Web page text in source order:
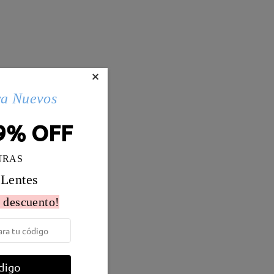
Peso:
×
Nuevos
OFF
descuento!